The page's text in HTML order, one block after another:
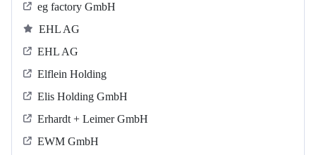
eg factory GmbH
EHL AG
EHL AG
Elflein Holding
Elis Holding GmbH
Erhardt + Leimer GmbH
EWM GmbH